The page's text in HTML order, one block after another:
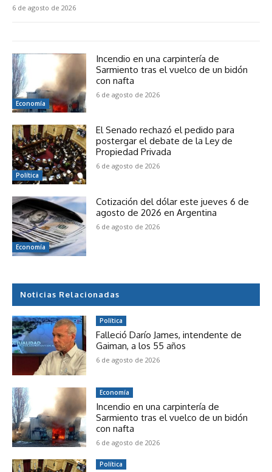
6 de agosto de 2026
Economía
Incendio en una carpintería de
Sarmiento tras el vuelco de un bidón
con nafta
6 de agosto de 2026
Política
El Senado rechazó el pedido para
postergar el debate de la Ley de
Propiedad Privada
6 de agosto de 2026
Economía
Cotización del dólar este jueves 6 de
agosto de 2026 en Argentina
6 de agosto de 2026
Noticias Relacionadas
Política
Falleció Darío James, intendente de
Gaiman, a los 55 años
6 de agosto de 2026
Economía
Incendio en una carpintería de
Sarmiento tras el vuelco de un bidón
con nafta
6 de agosto de 2026
Política